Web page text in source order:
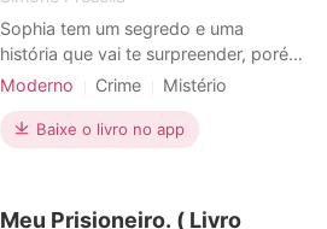
Sophia tem um segredo e uma
história que vai te surpreender, porém
ela descobrirá que sua vida corre
defender pra sobreviver...
Moderno Crime
Mistério
Vingança
Baixe o livro no app
Meu Prisioneiro. ( Livro